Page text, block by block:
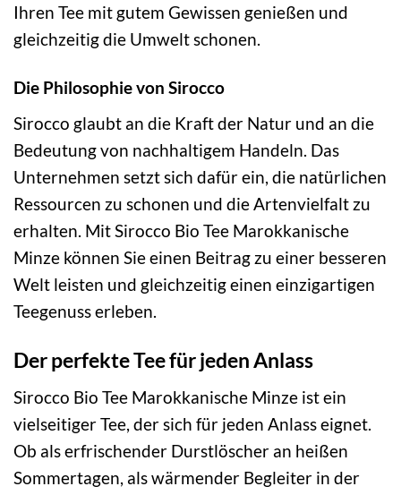
Ihren Tee mit gutem Gewissen genießen und
gleichzeitig die Umwelt schonen.
Die Philosophie von Sirocco
Sirocco glaubt an die Kraft der Natur und an die
Bedeutung von nachhaltigem Handeln. Das
Unternehmen setzt sich dafür ein, die natürlichen
Ressourcen zu schonen und die Artenvielfalt zu
erhalten. Mit Sirocco Bio Tee Marokkanische
Minze können Sie einen Beitrag zu einer besseren
Welt leisten und gleichzeitig einen einzigartigen
Teegenuss erleben.
Der perfekte Tee für jeden Anlass
Sirocco Bio Tee Marokkanische Minze ist ein
vielseitiger Tee, der sich für jeden Anlass eignet.
Ob als erfrischender Durstlöscher an heißen
Sommertagen, als wärmender Begleiter in der